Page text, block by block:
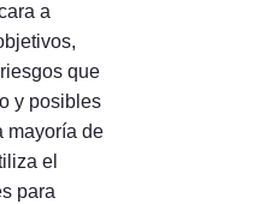
a
que
y posibles
mayoría de
el
para